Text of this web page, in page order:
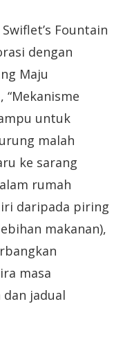
Fountain
dengan
Maju
“Mekanisme
untuk
malah
ke sarang
rumah
daripada piring
makanan),
masa
jadual